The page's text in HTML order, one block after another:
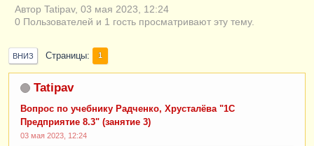
Автор Tatipav, 03 мая 2023, 12:24
0 Пользователей и 1 гость просматривают эту тему.
ВНИЗ Страницы 1
Tatipav
Вопрос по учебнику Радченко, Хрусталёва "1С
Предприятие 8.3" (занятие 3)
03 мая 2023, 12:24